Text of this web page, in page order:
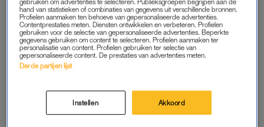
toch een heel aantal affaires boven water gekomen.
Onvergetelijk is het moment waarop Cheryl de studio van
Martin binnenstormt, de achtergrondzangeressen confronteert
en roept: “Er is hier maar één mevrouw Morero, is dat
duidelijk, omhooggevallen gratenk*t?” Je vraagt je bijna af:
‘MIS TANTE COR ZO’
hand van statistieken of combinaties van gegevens uit verschillende bronnen.
Profielen aanmaken ten behoeve van gepersonaliseerde advertenties.
Contentprestaties meten. Diensten ontwikkelen en verbeteren. Profielen
gebruiken voor de selectie van gepersonaliseerde advertenties. Beperkte
gegevens gebruiken om content te selecteren. Profielen aanmaken ter
personalisatie van content. Profielen gebruiken ter selectie van
gepersonaliseerde content. De prestaties van advertenties meten.
Derde partijen lijst
Instellen Akkoord